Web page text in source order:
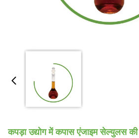
कपड़ा उद्योग में कपास एंजाइम सेल्युलस की